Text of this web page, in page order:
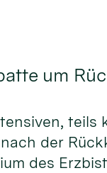
um
teils
der
des